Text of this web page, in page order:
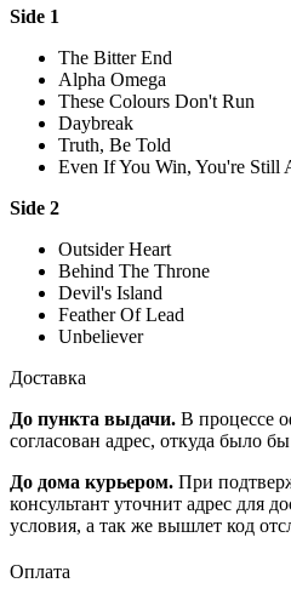
Side 1
The Bitter End
Alpha Omega
These Colours Don't Run
Daybreak
Truth, Be Told
Even If You Win, You're Still
Side 2
Outsider Heart
Behind The Throne
Devil's Island
Feather Of Lead
Unbeliever
Доставка
До пункта выдачи. В процессе
согласован адрес, откуда было бы
До дома курьером. При
консультант уточнит адрес для
условия, а так же вышлет код
Оплата